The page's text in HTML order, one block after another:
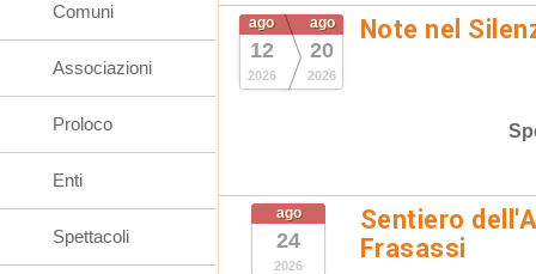
ago
12
2026
ago
20
2026
Note nel
ago
24
2026
Sentiero
Frasassi
Comuni
Associazioni
Proloco
Enti
Spettacoli